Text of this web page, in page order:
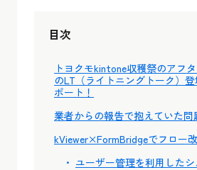
目次
トヨクモkintone収穫祭のアフ
のLT（ライトニングトーク）
ポート！
業者からの報告で抱えていた問
kViewer×FormBridgeでフロー
ユーザー管理を利用した